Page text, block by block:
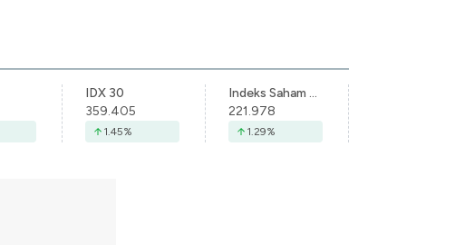
IDX 30
359.405
1.45%
Indeks Saham Syariah Indonesia
221.978
1.29%